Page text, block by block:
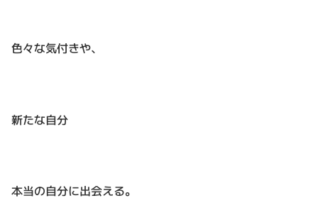
色々な気付きや、
新たな自分
本当の自分に出会える。